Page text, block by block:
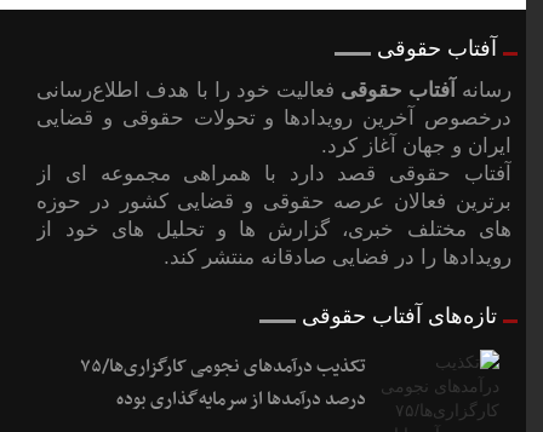
آفتاب حقوقی
رسانهآفتاب حقوقیفعالیت خود را با هدف اطلاع‌رسانی
درخصوص آخرین رویدادها و تحولات حقوقی و قضایی
ایران و جهان آغاز کرد.
آفتاب حقوقی قصد دارد با همراهی مجموعه ای از
برترین فعالان عرصه حقوقی و قضایی کشور در حوزه
های مختلف خبری، گزارش ها و تحلیل های خود از
رویدادها را در فضایی صادقانه منتشر کند.
تازه‌های آفتاب حقوقی
تکذیب درآمدهای نجومی کارگزاری‌ها/۷۵
درصد درآمدها از سرمایه‌گذاری بوده